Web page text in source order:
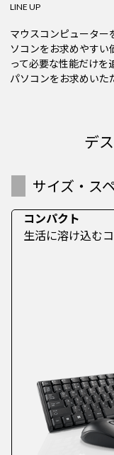
LINE UP
マウスコンピューター
ソコンをお求めやすい
って必要な性能だけを
パソコンをお求めいた
デ
サイズ・ス
コンパクト
生活に溶け込む